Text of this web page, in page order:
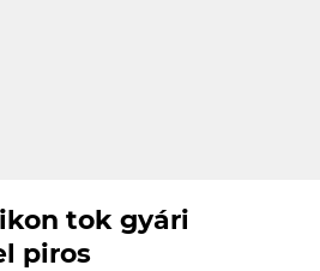
tok gyári
piros